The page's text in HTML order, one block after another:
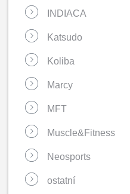
INDIACA
Katsudo
Koliba
Marcy
MFT
Muscle&Fitness
Neosports
ostatní